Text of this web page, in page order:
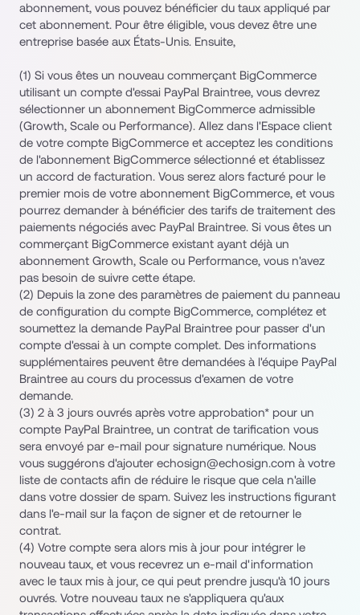
abonnement, vous pouvez bénéficier du taux appliqué par
cet abonnement. Pour être éligible, vous devez être une
entreprise basée aux États-Unis. Ensuite,
(1) Si vous êtes un nouveau commerçant BigCommerce
utilisant un compte d'essai PayPal Braintree, vous devrez
sélectionner un abonnement BigCommerce admissible
(Growth, Scale ou Performance). Allez dans l'Espace client
de votre compte BigCommerce et acceptez les conditions
de l'abonnement BigCommerce sélectionné et établissez
un accord de facturation. Vous serez alors facturé pour le
premier mois de votre abonnement BigCommerce, et vous
pourrez demander à bénéficier des tarifs de traitement des
paiements négociés avec PayPal Braintree. Si vous êtes un
commerçant BigCommerce existant ayant déjà un
abonnement Growth, Scale ou Performance, vous n'avez
pas besoin de suivre cette étape.
(2) Depuis la zone des paramètres de paiement du panneau
de configuration du compte BigCommerce, complétez et
soumettez la demande PayPal Braintree pour passer d'un
compte d'essai à un compte complet. Des informations
supplémentaires peuvent être demandées à l'équipe PayPal
Braintree au cours du processus d'examen de votre
demande.
(3) 2 à 3 jours ouvrés après votre approbation* pour un
compte PayPal Braintree, un contrat de tarification vous
sera envoyé par e-mail pour signature numérique. Nous
vous suggérons d'ajouter echosign@echosign.com à votre
liste de contacts afin de réduire le risque que cela n'aille
dans votre dossier de spam. Suivez les instructions figurant
dans l'e-mail sur la façon de signer et de retourner le
contrat.
(4) Votre compte sera alors mis à jour pour intégrer le
nouveau taux, et vous recevrez un e-mail d'information
avec le taux mis à jour, ce qui peut prendre jusqu'à 10 jours
ouvrés. Votre nouveau taux ne s'appliquera qu'aux